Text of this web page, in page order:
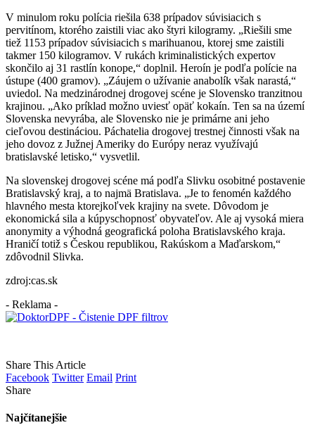
V minulom roku polícia riešila 638 prípadov súvisiacich s
pervitínom, ktorého zaistili viac ako štyri kilogramy. „Riešili sme
tiež 1153 prípadov súvisiacich s marihuanou, ktorej sme zaistili
takmer 150 kilogramov. V rukách kriminalistických expertov
skončilo aj 31 rastlín konope,“ doplnil. Heroín je podľa polície na
ústupe (400 gramov). „Záujem o užívanie anabolík však narastá,“
uviedol. Na medzinárodnej drogovej scéne je Slovensko tranzitnou
krajinou. „Ako príklad možno uviesť opäť kokaín. Ten sa na území
Slovenska nevyrába, ale Slovensko nie je primárne ani jeho
cieľovou destináciou. Páchatelia drogovej trestnej činnosti však na
jeho dovoz z Južnej Ameriky do Európy neraz využívajú
bratislavské letisko,“ vysvetlil.
Na slovenskej drogovej scéne má podľa Slivku osobitné postavenie
Bratislavský kraj, a to najmä Bratislava. „Je to fenomén každého
hlavného mesta ktorejkoľvek krajiny na svete. Dôvodom je
ekonomická sila a kúpyschopnosť obyvateľov. Ale aj vysoká miera
anonymity a výhodná geografická poloha Bratislavského kraja.
Hraničí totiž s Českou republikou, Rakúskom a Maďarskom,“
zdôvodnil Slivka.
zdroj:cas.sk
- Reklama -
Share This Article
Facebook Twitter Email Print
Share
Najčítanejšie